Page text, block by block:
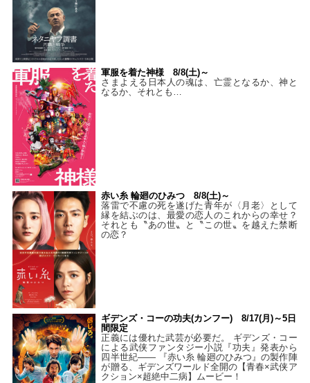
軍服を着た神様 8/8(土)～
さまよえる日本人の魂は、亡霊となるか、神と
なるか、それとも…
赤い糸 輪廻のひみつ 8/8(土)～
落雷で不慮の死を遂げた青年が〈月老〉として
縁を結ぶのは、最愛の恋人のこれからの幸せ？
それとも〝あの世〟と〝この世〟を越えた禁断
の恋？
ギデンズ・コーの功夫(カンフー) 8/17(月)～5日
間限定
正義には優れた武芸が必要だ。 ギデンズ・コー
による武侠ファンタジー小説『功夫』発表から
四半世紀―― 『赤い糸 輪廻のひみつ』の製作陣
が贈る、ギデンズワールド全開の【青春×武侠ア
クション×超絶中二病】ムービー！